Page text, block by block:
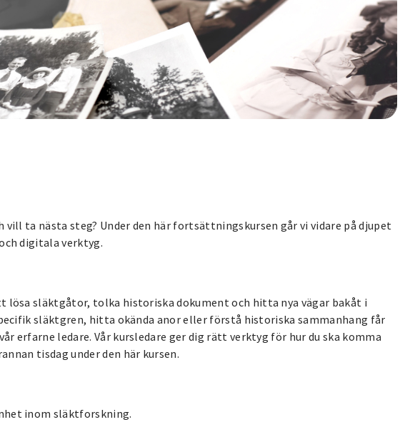
vill ta nästa steg? Under den här fortsättningskursen går vi vidare på djupet
digitala verktyg.
lösa släktgåtor, tolka historiska dokument och hitta nya vägar bakåt i
släktgren, hitta okända anor eller förstå historiska sammanhang får
erfarne ledare. Vår kursledare ger dig rätt verktyg för hur du ska komma
tisdag under den här kursen.
inom släktforskning.